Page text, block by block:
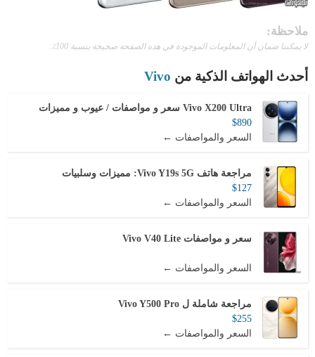
ملاحظة:
لا يمكننا ضمان أن المعلومات الموجودة في هذه الصفحة صحيحة بنسبة 100٪.
أحدث الهواتف الذكية من Vivo
Vivo X200 Ultra سعر و مواصفات / عيوب و مميزات
$890
السعر والمواصفات ←
مراجعة هاتف Vivo Y19s 5G: مميزات وسلبيات
$127
السعر والمواصفات ←
سعر و مواصفات Vivo V40 Lite
السعر والمواصفات ←
مراجعة شاملة ل Vivo Y500 Pro
$255
السعر والمواصفات ←